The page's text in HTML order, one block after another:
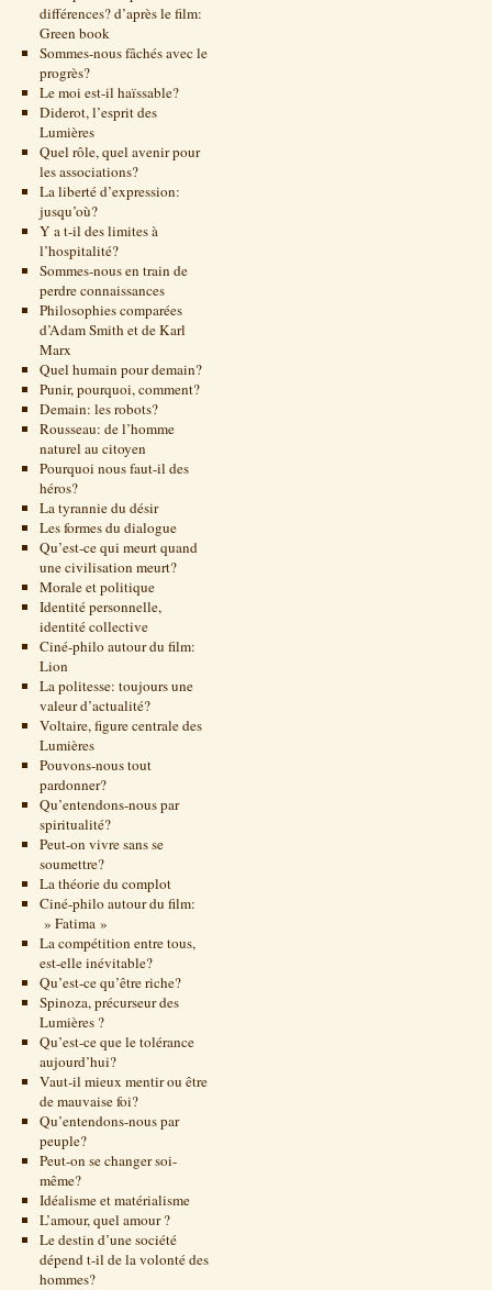
différences? d’après le film:
Green book
Sommes-nous fâchés avec le
progrès?
Le moi est-il haïssable?
Diderot, l’esprit des
Lumières
Quel rôle, quel avenir pour
les associations?
La liberté d’expression:
jusqu’où?
Y a t-il des limites à
l’hospitalité?
Sommes-nous en train de
perdre connaissances
Philosophies comparées
d’Adam Smith et de Karl
Marx
Quel humain pour demain?
Punir, pourquoi, comment?
Demain: les robots?
Rousseau: de l’homme
naturel au citoyen
Pourquoi nous faut-il des
héros?
La tyrannie du désir
Les formes du dialogue
Qu’est-ce qui meurt quand
une civilisation meurt?
Morale et politique
Identité personnelle,
identité collective
Ciné-philo autour du film:
Lion
La politesse: toujours une
valeur d’actualité?
Voltaire, figure centrale des
Lumières
Pouvons-nous tout
pardonner?
Qu’entendons-nous par
spiritualité?
Peut-on vivre sans se
soumettre?
La théorie du complot
Ciné-philo autour du film:
» Fatima »
La compétition entre tous,
est-elle inévitable?
Qu’est-ce qu’être riche?
Spinoza, précurseur des
Lumières ?
Qu’est-ce que le tolérance
aujourd’hui?
Vaut-il mieux mentir ou être
de mauvaise foi?
Qu’entendons-nous par
peuple?
Peut-on se changer soi-
même?
Idéalisme et matérialisme
L’amour, quel amour ?
Le destin d’une société
dépend t-il de la volonté des
hommes?